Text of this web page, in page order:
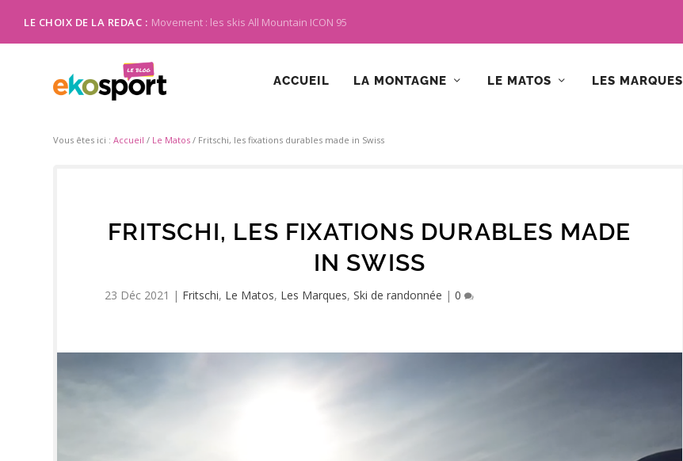
LE CHOIX DE LA REDAC : Movement : les skis All Mountain ICON 95
ACCUEIL LA MONTAGNE LE MATOS LES MARQUES
Vous êtes ici :Accueil / Le Matos / Fritschi, les fixations durables made in Swiss
FRITSCHI, LES FIXATIONS DURABLES MADE
IN SWISS
23 Déc 2021 | Fritschi, Le Matos, Les Marques,Ski de randonnée |0